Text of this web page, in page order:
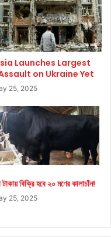
Launches Largest
on Ukraine Yet
25, 2025
বিক্রি হবে ২০ মণের কালাচাঁন!
25, 2025